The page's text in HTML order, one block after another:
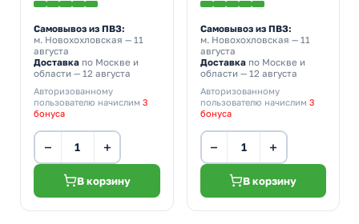
Самовывоз из ПВЗ:
м. Новохохловская — 11
августа
Доставка по Москве и
области — 12 августа
Авторизованному
пользователю начислим 3
бонуса
− +
В корзину
Самовывоз из ПВЗ:
м. Новохохловская — 11
августа
Доставкапо Москве и
области — 12 августа
Авторизованному
пользователю начислим 3
бонуса
− +
В корзину